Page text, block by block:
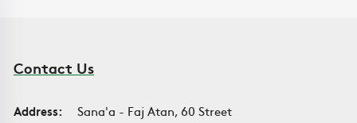
Contact Us
Address:
Sana'a - Faj Atan, 60 Street